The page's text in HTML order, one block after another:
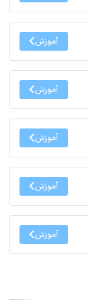
آموزش
آموزش
آموزش
آموزش
آموزش